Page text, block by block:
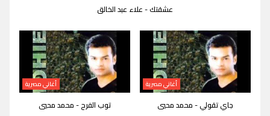
عشقتك - علاء عبد الخالق
أغاني مصرية
جاي تقولي - محمد محيي
أغاني مصرية
توب الفرح - محمد محيي